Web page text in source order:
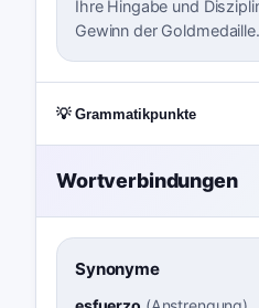
Ihre Hingabe und
Gewinn der Goldmedaille.
💡 Grammatikpunkte
Wortverbindungen
Synonyme